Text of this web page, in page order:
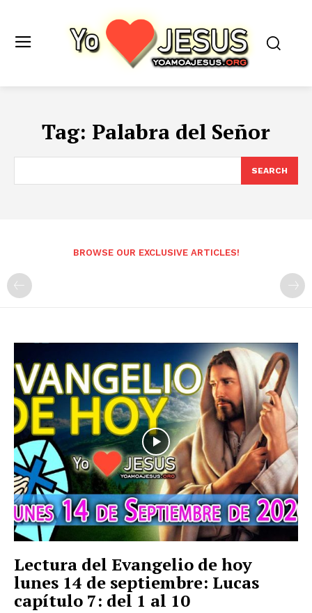
Tag: Palabra del Señor
SEARCH
BROWSE OUR EXCLUSIVE ARTICLES!
Lectura del Evangelio de hoy
lunes 14 de septiembre: Lucas
capítulo 7: del 1 al 10